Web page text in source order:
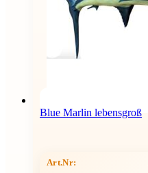
Blue Marlin lebensgroß
Art.Nr: